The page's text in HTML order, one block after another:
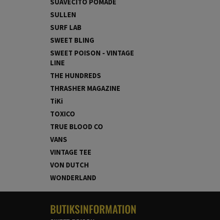
SUAVECITO POMADE
SULLEN
SURF LAB
SWEET BLING
SWEET POISON - VINTAGE
LINE
THE HUNDREDS
THRASHER MAGAZINE
TiKi
TOXICO
TRUE BLOOD CO
VANS
VINTAGE TEE
VON DUTCH
WONDERLAND
BUTIKSINFORMATION